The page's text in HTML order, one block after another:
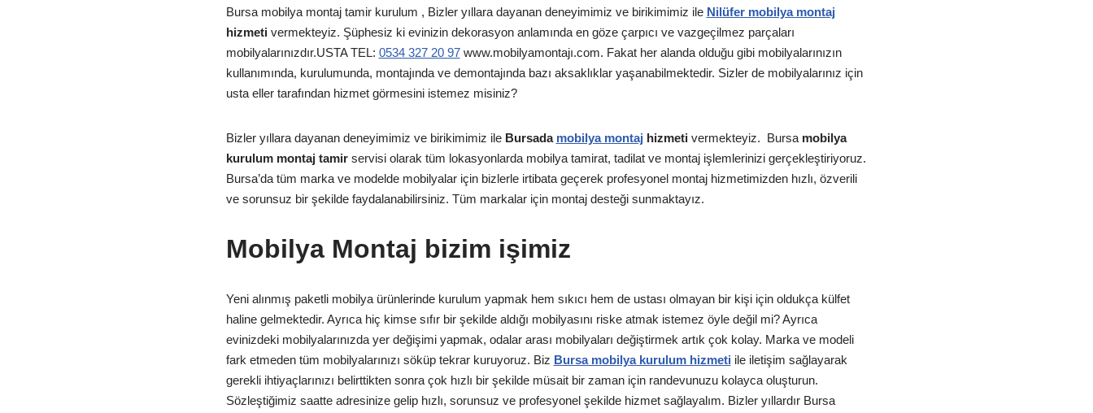
Bursa mobilya montaj tamir kurulum , Bizler yıllara dayanan deneyimimiz ve birikimimiz ile Nilüfer mobilya montaj
hizmetivermekteyiz. Şüphesiz ki evinizin dekorasyon anlamında en göze çarpıcı ve vazgeçilmez parçaları
mobilyalarınızdır.USTA TEL: 0534 327 20 97www.mobilyamontajı.com. Fakat her alanda olduğu gibi mobilyalarınızın
kullanımında, kurulumunda, montajında ve demontajında bazı aksaklıklar yaşanabilmektedir. Sizler de mobilyalarınız için
usta eller tarafından hizmet görmesini istemez misiniz?
Bizler yıllara dayanan deneyimimiz ve birikimimiz ileBursada mobilya montaj hizmetivermekteyiz. Bursamobilya
kurulum montaj tamir servisi olarak tüm lokasyonlarda mobilya tamirat, tadilat ve montaj işlemlerinizi gerçekleştiriyoruz.
Bursa’da tüm marka ve modelde mobilyalar için bizlerle irtibata geçerek profesyonel montaj hizmetimizden hızlı, özverili
ve sorunsuz bir şekilde faydalanabilirsiniz. Tüm markalar için montaj desteği sunmaktayız.
Mobilya Montaj bizim işimiz
Yeni alınmış paketli mobilya ürünlerinde kurulum yapmak hem sıkıcı hem de ustası olmayan bir kişi için oldukça külfet
haline gelmektedir. Ayrıca hiç kimse sıfır bir şekilde aldığı mobilyasını riske atmak istemez öyle değil mi? Ayrıca
evinizdeki mobilyalarınızda yer değişimi yapmak, odalar arası mobilyaları değiştirmek artık çok kolay. Marka ve modeli
fark etmeden tüm mobilyalarınızı söküp tekrar kuruyoruz. Biz Bursa mobilya kurulum hizmeti ile iletişim sağlayarak
gerekli ihtiyaçlarınızı belirttikten sonra çok hızlı bir şekilde müsait bir zaman için randevunuzu kolayca oluşturun.
Sözleştiğimiz saatte adresinize gelip hızlı, sorunsuz ve profesyonel şekilde hizmet sağlayalım. Bizler yıllardır Bursa